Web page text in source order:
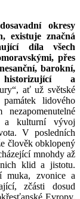
okresy
existuje značná
díla všech
přes
barokní,
a
ať už světské
lidového
a kulturní vývoj
V posledních
člověk obklopený
mnohdy až
klid a jistotu.
muka, zvonice a
zčásti dosud
Evropy.